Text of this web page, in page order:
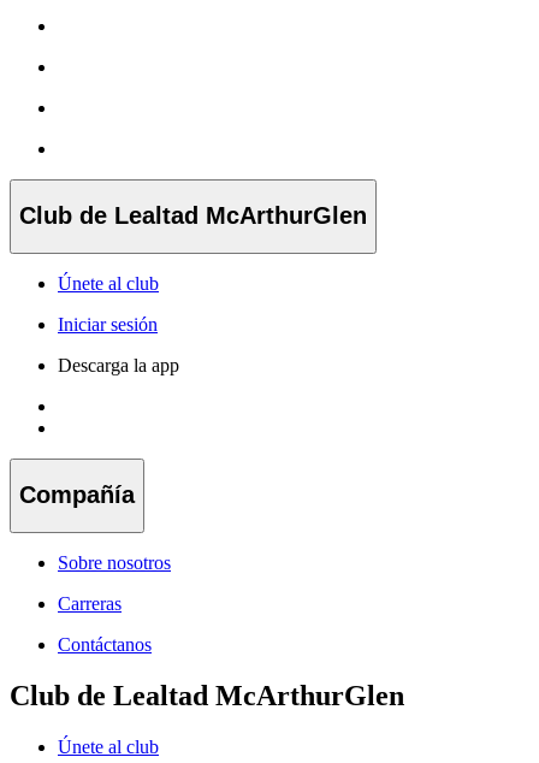
Club de Lealtad McArthurGlen
Únete al club
Iniciar sesión
Descarga la app
Compañía
Sobre nosotros
Carreras
Contáctanos
Club de Lealtad McArthurGlen
Únete al club